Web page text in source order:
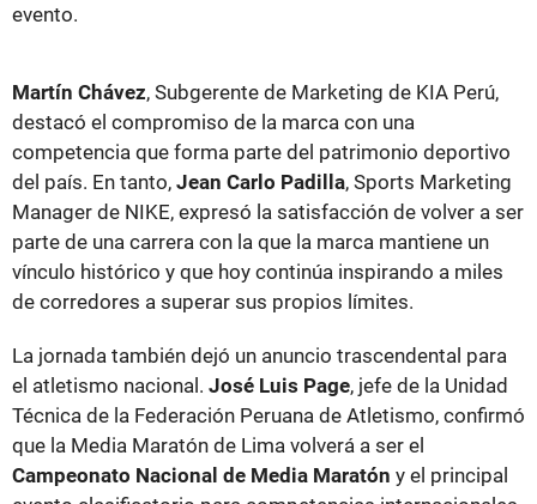
evento.
Martín Chávez, Subgerente de Marketing de KIA Perú,
destacó el compromiso de la marca con una
competencia que forma parte del patrimonio deportivo
del país. En tanto, Jean Carlo Padilla, Sports Marketing
Manager de NIKE, expresó la satisfacción de volver a ser
parte de una carrera con la que la marca mantiene un
vínculo histórico y que hoy continúa inspirando a miles
de corredores a superar sus propios límites.
La jornada también dejó un anuncio trascendental para
el atletismo nacional. José Luis Page, jefe de la Unidad
Técnica de la Federación Peruana de Atletismo, confirmó
que la Media Maratón de Lima volverá a ser el
Campeonato Nacional de Media Maratón y el principal